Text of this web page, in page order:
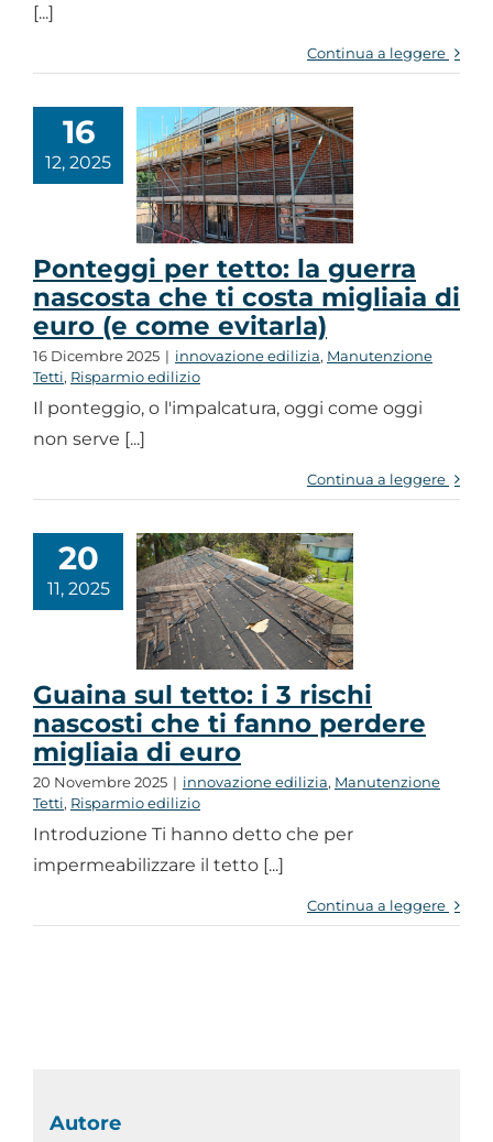
[...]
Continua a leggere
16
12, 2025
Ponteggi per tetto: la guerra
nascosta che ti costa migliaia di
euro (e come evitarla)
16 Dicembre 2025 | innovazione edilizia, Manutenzione
Tetti, Risparmio edilizio
Il ponteggio, o l'impalcatura, oggi come oggi
non serve [...]
Continua a leggere
20
11, 2025
Guaina sul tetto: i 3 rischi
nascosti che ti fanno perdere
migliaia di euro
20 Novembre 2025 | innovazione edilizia, Manutenzione
Tetti, Risparmio edilizio
Introduzione Ti hanno detto che per
impermeabilizzare il tetto [...]
Continua a leggere
Autore